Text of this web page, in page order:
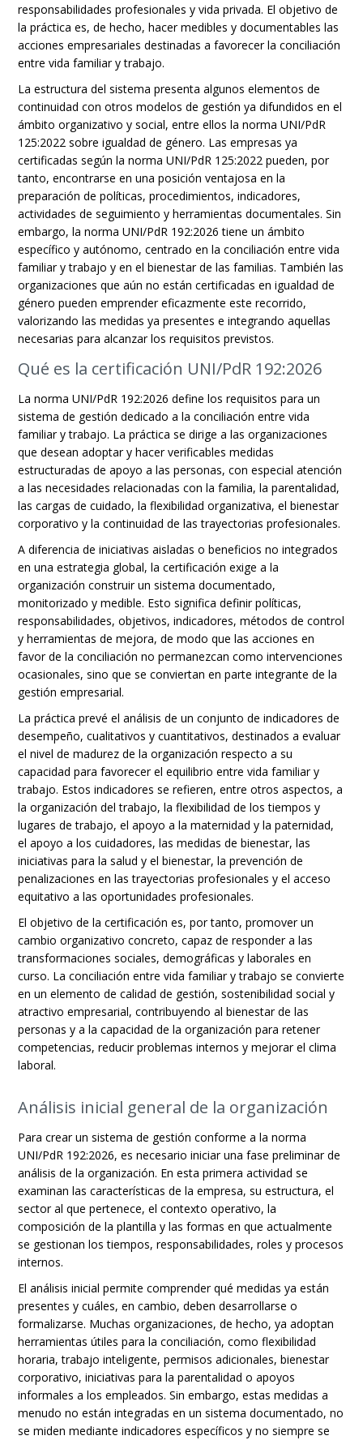
responsabilidades profesionales y vida privada. El objetivo de
la práctica es, de hecho, hacer medibles y documentables las
acciones empresariales destinadas a favorecer la conciliación
entre vida familiar y trabajo.
La estructura del sistema presenta algunos elementos de
continuidad con otros modelos de gestión ya difundidos en el
ámbito organizativo y social, entre ellos la norma UNI/PdR
125:2022 sobre igualdad de género. Las empresas ya
certificadas según la norma UNI/PdR 125:2022 pueden, por
tanto, encontrarse en una posición ventajosa en la
preparación de políticas, procedimientos, indicadores,
actividades de seguimiento y herramientas documentales. Sin
embargo, la norma UNI/PdR 192:2026 tiene un ámbito
específico y autónomo, centrado en la conciliación entre vida
familiar y trabajo y en el bienestar de las familias. También las
organizaciones que aún no están certificadas en igualdad de
género pueden emprender eficazmente este recorrido,
valorizando las medidas ya presentes e integrando aquellas
necesarias para alcanzar los requisitos previstos.
Qué es la certificación UNI/PdR 192:2026
La norma UNI/PdR 192:2026 define los requisitos para un
sistema de gestión dedicado a la conciliación entre vida
familiar y trabajo. La práctica se dirige a las organizaciones
que desean adoptar y hacer verificables medidas
estructuradas de apoyo a las personas, con especial atención
a las necesidades relacionadas con la familia, la parentalidad,
las cargas de cuidado, la flexibilidad organizativa, el bienestar
corporativo y la continuidad de las trayectorias profesionales.
A diferencia de iniciativas aisladas o beneficios no integrados
en una estrategia global, la certificación exige a la
organización construir un sistema documentado,
monitorizado y medible. Esto significa definir políticas,
responsabilidades, objetivos, indicadores, métodos de control
y herramientas de mejora, de modo que las acciones en
favor de la conciliación no permanezcan como intervenciones
ocasionales, sino que se conviertan en parte integrante de la
gestión empresarial.
La práctica prevé el análisis de un conjunto de indicadores de
desempeño, cualitativos y cuantitativos, destinados a evaluar
el nivel de madurez de la organización respecto a su
capacidad para favorecer el equilibrio entre vida familiar y
trabajo. Estos indicadores se refieren, entre otros aspectos, a
la organización del trabajo, la flexibilidad de los tiempos y
lugares de trabajo, el apoyo a la maternidad y la paternidad,
el apoyo a los cuidadores, las medidas de bienestar, las
iniciativas para la salud y el bienestar, la prevención de
penalizaciones en las trayectorias profesionales y el acceso
equitativo a las oportunidades profesionales.
El objetivo de la certificación es, por tanto, promover un
cambio organizativo concreto, capaz de responder a las
transformaciones sociales, demográficas y laborales en
curso. La conciliación entre vida familiar y trabajo se convierte
en un elemento de calidad de gestión, sostenibilidad social y
atractivo empresarial, contribuyendo al bienestar de las
personas y a la capacidad de la organización para retener
competencias, reducir problemas internos y mejorar el clima
laboral.
Análisis inicial general de la organización
Para crear un sistema de gestión conforme a la norma
UNI/PdR 192:2026, es necesario iniciar una fase preliminar de
análisis de la organización. En esta primera actividad se
examinan las características de la empresa, su estructura, el
sector al que pertenece, el contexto operativo, la
composición de la plantilla y las formas en que actualmente
se gestionan los tiempos, responsabilidades, roles y procesos
internos.
El análisis inicial permite comprender qué medidas ya están
presentes y cuáles, en cambio, deben desarrollarse o
formalizarse. Muchas organizaciones, de hecho, ya adoptan
herramientas útiles para la conciliación, como flexibilidad
horaria, trabajo inteligente, permisos adicionales, bienestar
corporativo, iniciativas para la parentalidad o apoyos
informales a los empleados. Sin embargo, estas medidas a
menudo no están integradas en un sistema documentado, no
se miden mediante indicadores específicos y no siempre se